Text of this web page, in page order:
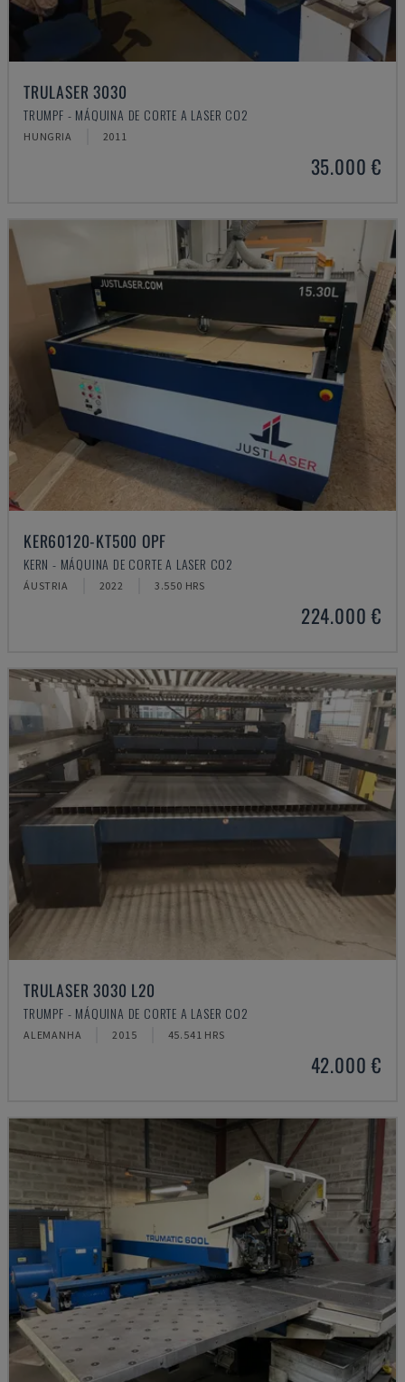
TRULASER 3030
TRUMPF - MÁQUINA DE CORTE A LASER CO2
HUNGRIA 2011
35.000 €
KER60120-KT500 OPF
KERN - MÁQUINA DE CORTE A LASER CO2
ÁUSTRIA 2022 3.550 HRS
224.000 €
TRULASER 3030 L20
TRUMPF - MÁQUINA DE CORTE A LASER CO2
ALEMANHA 2015 45.541 HRS
42.000 €